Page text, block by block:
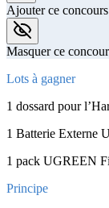
Ajouter ce
Masquer ce
Lots à gagner
1 dossard pour
1 Batterie Externe
1 pack UGREEN
Principe